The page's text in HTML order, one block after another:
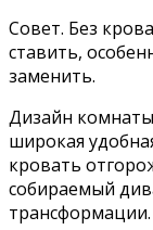
Совет. Без
ставить,
заменить.
Дизайн комнаты
широкая
кровать
собираемый
трансформации.